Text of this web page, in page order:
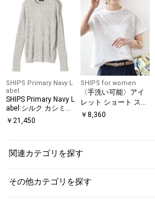
SHIPS Primary Navy L
abel
SHIPS Primary Navy L
abel:シルク カシミヤ
プルオーバー
￥ 21,450
SHIPS for women
〈手洗い可能〉アイ
レット ショート スリ
ーブ プルオーバー
￥8,360
関連カテゴリを探す
その他カテゴリを探す